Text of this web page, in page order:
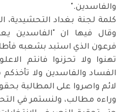
والفاسدين".
كلمة لجنة بغداد التحشيدية،
وقال فيها ان "الفاسدين
فرعون الذي استبد بشعبه
تهنوا ولا تحزنوا فانتم
الفساد والفاسدين ولا
لائم واصروا على المطالبة
وراءه مطالب، ولنستمر في